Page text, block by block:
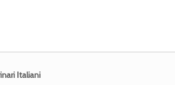
Italiani